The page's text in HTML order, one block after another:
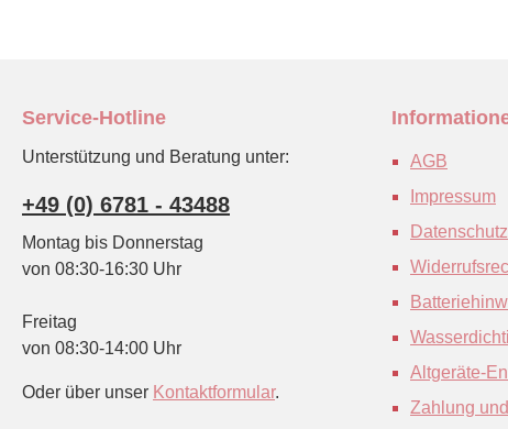
Service-Hotline
Unterstützung und Beratung unter:
+49 (0) 6781 - 43488
Montag bis Donnerstag
von 08:30-16:30 Uhr
Freitag
von 08:30-14:00 Uhr
Oder über unser Kontaktformular.
AGB
Impressum
Datenschutz
Altgeräte-
Zahlung